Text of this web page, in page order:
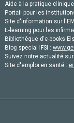
Aide à la pratique
Portail pour les
Site d'information sur
E-learning pour les
Bibliothèque d'e-books
Blog special IFSI :
Suivez notre actualité
Site d'emploi en santé :